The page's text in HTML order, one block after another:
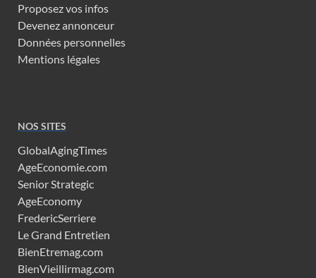
Proposez vos infos
Devenez annonceur
Données personnelles
Mentions légales
NOS SITES
GlobalAgingTimes
AgeEconomie.com
Senior Strategic
AgeEconomy
FredericSerriere
Le Grand Entretien
BienEtremag.com
BienVieillirmag.com